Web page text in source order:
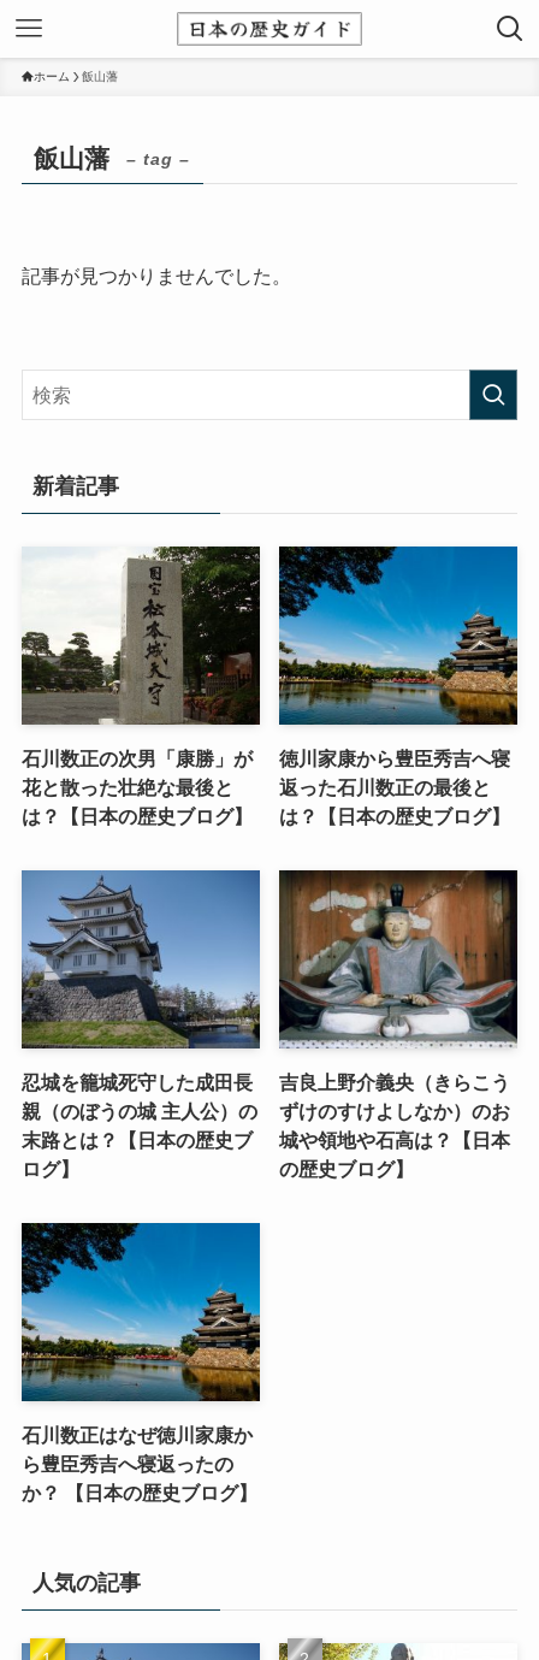
ホーム 飯山藩
飯山藩 – tag –
記事が見つかりませんでした。
新着記事
石川数正の次男「康勝」が
花と散った壮絶な最後と
は？【日本の歴史ブログ】
徳川家康から豊臣秀吉へ寝
返った石川数正の最後と
は？【日本の歴史ブログ】
忍城を籠城死守した成田長
親（のぼうの城 主人公）の
末路とは？【日本の歴史ブ
ログ】
吉良上野介義央（きらこう
ずけのすけよしなか）のお
城や領地や石高は？【日本
の歴史ブログ】
石川数正はなぜ徳川家康か
ら豊臣秀吉へ寝返ったの
か？ 【日本の歴史ブログ】
人気の記事